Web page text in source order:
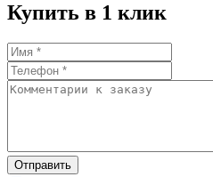
Купить в 1 клик
Отправить